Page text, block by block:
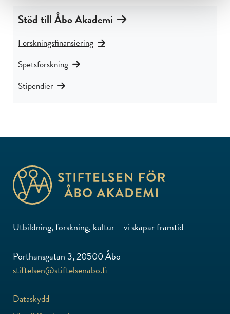
Stöd till Åbo Akademi
Forsknings­finansiering
Spetsforskning
Stipendier
Utbildning, forskning, kultur – vi skapar framtid
Porthansgatan 3, 20500 Åbo
stiftelsen@stiftelsenabo.fi
Dataskydd